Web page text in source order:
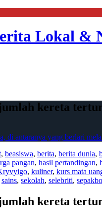
Lokal &
kereta
di antaranya yang berlari
, beasiswa, berita, berita dunia,
pangan, hasil pertandingan,
, kuliner, kurs mata
sains, sekolah, selebriti,
kereta